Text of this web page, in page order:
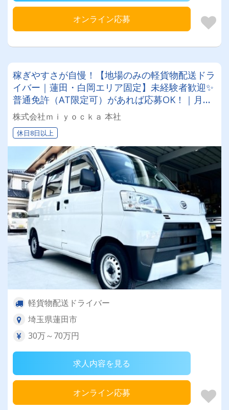
オンライン応募
稼ぎやすさが自慢！【地場のみの軽貨物配送ドラ
イバー｜蓮田・白岡エリア固定】未経験者歓迎✨
普通免許（AT限定可）があれば応募OK！｜月給
30万～70万円｜完全週休2日制＆残業なし
株式会社ｍｉｙｏｃｋａ 本社
休日8日以上
軽貨物配送ドライバー
埼玉県蓮田市
30万～70万円
求人内容を見る
オンライン応募